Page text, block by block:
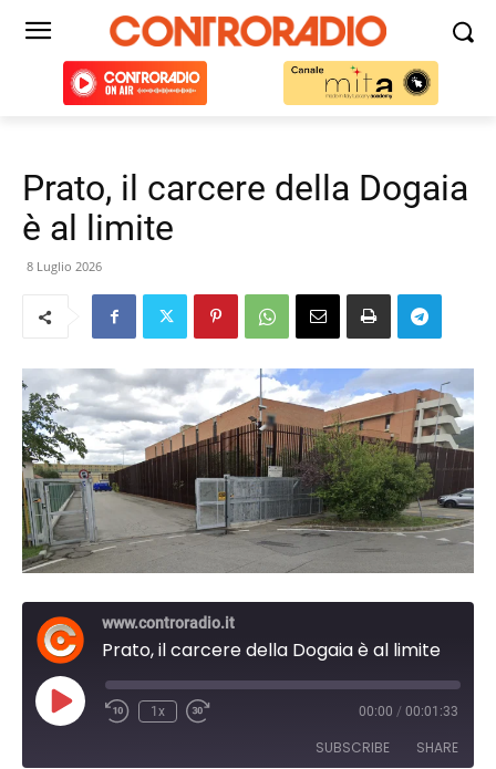
Prato, il carcere della Dogaia
è al limite
8 Luglio 2026
www.controradio.it
Prato, il carcere della Dogaia è al limite
Play
Episode
1x 00:00 / 00:01:33
SUBSCRIBE SHARE